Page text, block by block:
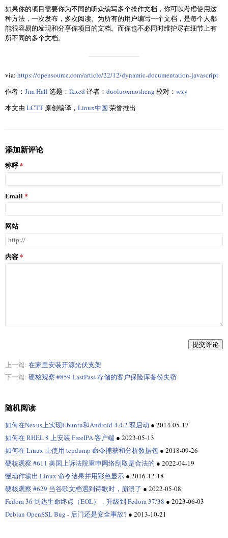
如果你的项目需要你为不同的听众编写多个操作文档，你可以考虑使用这
种方法，一次发布，多次阅读。为所有的用户编写一个文档，是每个人都
能很容易的发现和分享你项目的文档。而你也不必同时维护尽在细节上有
所不同的多个文档。
via: https://opensource.com/article/22/12/dynamic-documentation-javascript
作者： Jim Hall 选题： lkxed 译者： duoluoxiaosheng 校对： wxy
本文由 LCTT 原创编译， Linux中国 荣誉推出
添加新评论
称呼
Email
网站
内容
提交评论
上一篇: 在家里安装开源光伏支架
下一篇: 硬核观察 #859 LastPass 存储的客户保险库备份失窃
随机阅读
如何在Nexus上实现Ubuntu和Android 4.4.2 双启动 ● 2014-05-17
如何在 RHEL 8 上安装 FreeIPA 客户端 ● 2023-05-13
如何在 Linux 上使用 tcpdump 命令捕获和分析数据包 ● 2018-09-26
硬核观察 #611 美国上诉法院重申网络刮取是合法的 ● 2022-04-19
慢动作输出 Linux 命令结果并用彩色显示 ● 2016-12-18
硬核观察 #629 当谷歌文档遇到诗歌时，崩溃了 ● 2022-05-08
Fedora 36 到达生命终点（EOL），升级到 Fedora 37/38 ● 2023-06-03
Debian OpenSSL Bug - 后门还是安全事故? ● 2013-10-21